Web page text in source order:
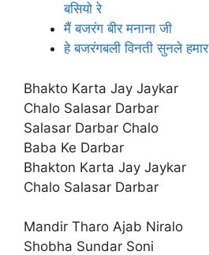
बसियो रे
मैं बजरंग बीर मनाना जी
हे बजरंगबली विनती सुनले हमार
Bhakto Karta Jay Jaykar
Chalo Salasar Darbar
Salasar Darbar Chalo
Baba Ke Darbar
Bhakton Karta Jay Jaykar
Chalo Salasar Darbar
Mandir Tharo Ajab Niralo
Shobha Sundar Soni